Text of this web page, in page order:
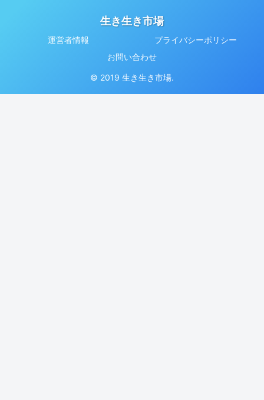
生き生き市場
運営者情報
プライバシーポリシー
お問い合わせ
© 2019 生き生き市場.